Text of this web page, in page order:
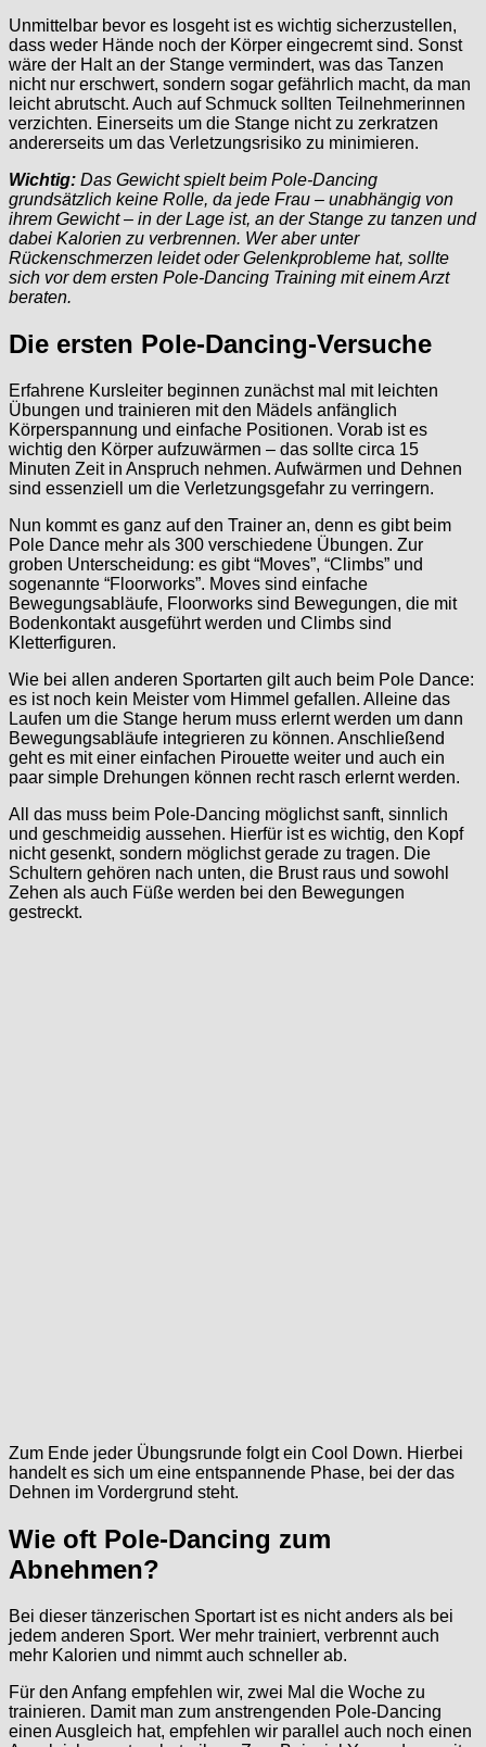
Unmittelbar bevor es losgeht ist es wichtig sicherzustellen,
dass weder Hände noch der Körper eingecremt sind. Sonst
wäre der Halt an der Stange vermindert, was das Tanzen
nicht nur erschwert, sondern sogar gefährlich macht, da man
leicht abrutscht. Auch auf Schmuck sollten Teilnehmerinnen
verzichten. Einerseits um die Stange nicht zu zerkratzen
andererseits um das Verletzungsrisiko zu minimieren.
Wichtig: Das Gewicht spielt beim Pole-Dancing
grundsätzlich keine Rolle, da jede Frau – unabhängig von
ihrem Gewicht – in der Lage ist, an der Stange zu tanzen und
dabei Kalorien zu verbrennen. Wer aber unter
Rückenschmerzen leidet oder Gelenkprobleme hat, sollte
sich vor dem ersten Pole-Dancing Training mit einem Arzt
beraten.
Die ersten Pole-Dancing-Versuche
Erfahrene Kursleiter beginnen zunächst mal mit leichten
Übungen und trainieren mit den Mädels anfänglich
Körperspannung und einfache Positionen. Vorab ist es
wichtig den Körper aufzuwärmen – das sollte circa 15
Minuten Zeit in Anspruch nehmen. Aufwärmen und Dehnen
sind essenziell um die Verletzungsgefahr zu verringern.
Nun kommt es ganz auf den Trainer an, denn es gibt beim
Pole Dance mehr als 300 verschiedene Übungen. Zur
groben Unterscheidung: es gibt “Moves”, “Climbs” und
sogenannte “Floorworks”. Moves sind einfache
Bewegungsabläufe, Floorworks sind Bewegungen, die mit
Bodenkontakt ausgeführt werden und Climbs sind
Kletterfiguren.
Wie bei allen anderen Sportarten gilt auch beim Pole Dance:
es ist noch kein Meister vom Himmel gefallen. Alleine das
Laufen um die Stange herum muss erlernt werden um dann
Bewegungsabläufe integrieren zu können. Anschließend
geht es mit einer einfachen Pirouette weiter und auch ein
paar simple Drehungen können recht rasch erlernt werden.
All das muss beim Pole-Dancing möglichst sanft, sinnlich
und geschmeidig aussehen. Hierfür ist es wichtig, den Kopf
nicht gesenkt, sondern möglichst gerade zu tragen. Die
Schultern gehören nach unten, die Brust raus und sowohl
Zehen als auch Füße werden bei den Bewegungen
gestreckt.
Zum Ende jeder Übungsrunde folgt ein Cool Down. Hierbei
handelt es sich um eine entspannende Phase, bei der das
Dehnen im Vordergrund steht.
Wie oft Pole-Dancing zum
Abnehmen?
Bei dieser tänzerischen Sportart ist es nicht anders als bei
jedem anderen Sport. Wer mehr trainiert, verbrennt auch
mehr Kalorien und nimmt auch schneller ab.
Für den Anfang empfehlen wir, zwei Mal die Woche zu
trainieren. Damit man zum anstrengenden Pole-Dancing
einen Ausgleich hat, empfehlen wir parallel auch noch einen